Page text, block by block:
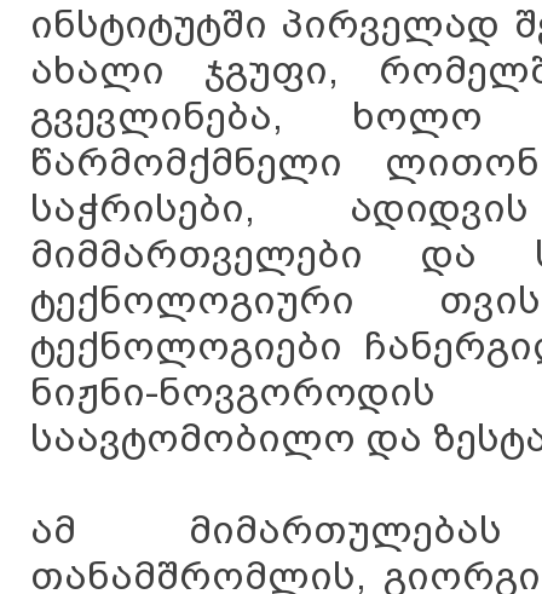
ინსტიტუტში პირველად
ახალი ჯგუფი,
გვევლინება,
წარმომქმნელი
საჭრისები,
მიმმართველები და
ტექნოლოგიური
ტექნოლოგიები
ნიჟნი-
საავტომობილო და
ამ მიმართულებას
თანამშრომლის,